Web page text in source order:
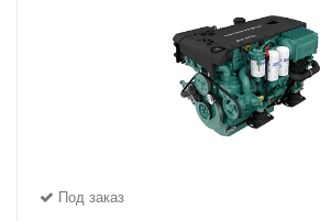
Под заказ